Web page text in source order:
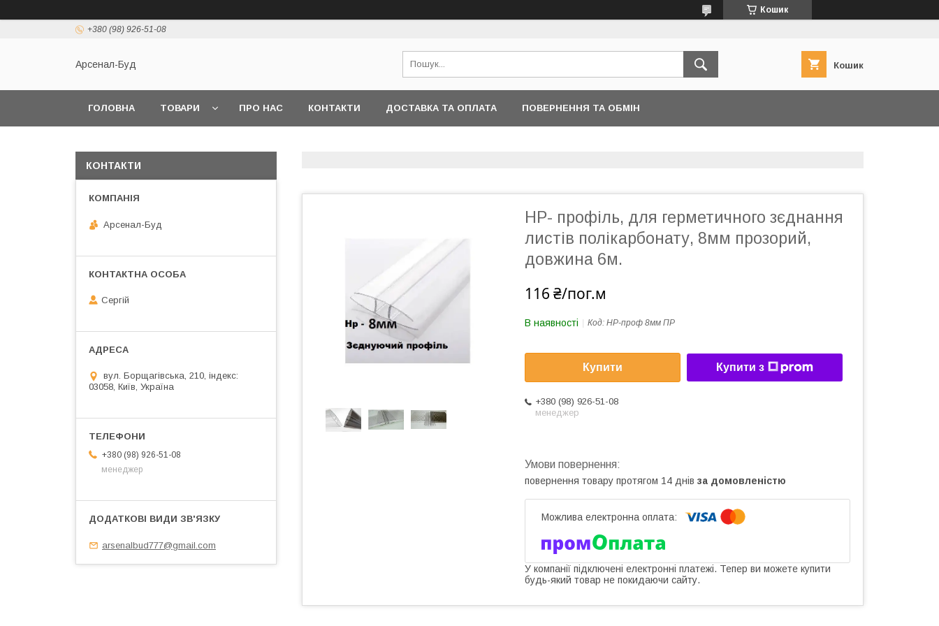
Кошик
+380 (98) 926-51-08
Арсенал-Буд Кошик
ГОЛОВНА ТОВАРИ ПРО НАС КОНТАКТИ ДОСТАВКА ТА ОПЛАТА ПОВЕРНЕННЯ ТА ОБМІН
НР- профіль, для герметичного зєднання
листів полікарбонату, 8мм прозорий,
довжина 6м.
116 ₴/пог.м
В наявності Код: НР-проф 8мм ПР
Купити Купити з
+380 (98) 926-51-08
менеджер
повернення товару протягом 14 днів за домовленістю
У компанії підключені електронні платежі. Тепер ви можете купити
будь-який товар не покидаючи сайту.
КОНТАКТИ
Арсенал-Буд
Сергій
вул. Борщагівська, 210, індекс:
03058, Київ, Україна
+380 (98) 926-51-08
менеджер
arsenalbud777@gmail.com